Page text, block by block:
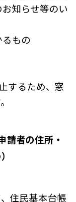
知らせ等のい
もの
するため、窓
請者の住所・
住民基本台帳